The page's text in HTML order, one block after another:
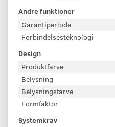
Andre funktioner
Garantiperiode
Forbindelsesteknologi
Design
Produktfarve
Belysning
Belysningsfarve
Formfaktor
Systemkrav